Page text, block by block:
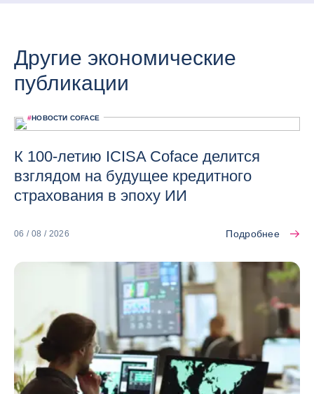
Другие экономические
публикации
#НОВОСТИ COFACE
К 100-летию ICISA Coface делится
взглядом на будущее кредитного
страхования в эпоху ИИ
06 / 08 / 2026 Подробнее